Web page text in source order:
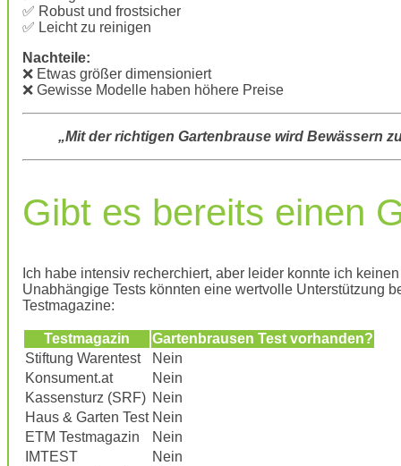
✅ Robust und frostsicher
✅ Leicht zu reinigen
Nachteile:
❌ Etwas größer dimensioniert
❌ Gewisse Modelle haben höhere Preise
„Mit der richtigen Gartenbrause wird Bewässern
Gibt es bereits einen
Ich habe intensiv recherchiert, aber leider konnte ich
Unabhängige Tests könnten eine wertvolle Unterstützung
Testmagazine:
Testmagazin
Gartenbrausen Test vorhanden?
Stiftung Warentest
Nein
Konsument.at
Nein
Kassensturz (SRF) Nein
Haus & Garten Test Nein
ETM Testmagazin
Nein
IMTEST
Nein